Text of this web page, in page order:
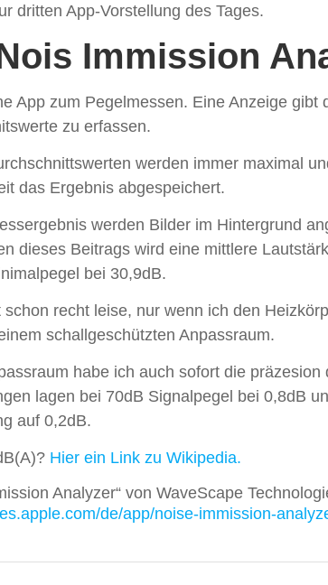
dritten App-Vorstellung des Tages.
Immission
App zum Pegelmessen. Eine Anzeige
zu erfassen.
werden immer maximal
das Ergebnis abgespeichert.
werden Bilder im Hintergrund
dieses Beitrags wird eine mittlere
bei 30,9dB.
schon recht leise, nur wenn ich den
schallgeschützten Anpassraum.
habe ich auch sofort die
lagen bei 70dB Signalpegel bei 0,8dB
auf 0,2dB.
Hier ein Link zu Wikipedia.
Analyzer“ von WaveScape
de/app/noise-immission-